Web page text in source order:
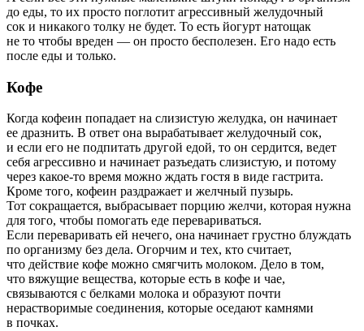
до еды, то их просто поглотит агрессивный желудочный
сок и никакого толку не будет. То есть йогурт натощак
не то чтобы вреден — он просто бесполезен. Его надо есть
после еды и только.
Кофе
Когда кофеин попадает на слизистую желудка, он начинает
ее дразнить. В ответ она вырабатывает желудочный сок,
и если его не подпитать другой едой, то он сердится, ведет
себя агрессивно и начинает разъедать слизистую, и потому
через какое-то время можно ждать гостя в виде гастрита.
Кроме того, кофеин раздражает и желчный пузырь.
Тот сокращается, выбрасывает порцию желчи, которая нужна
для того, чтобы помогать еде перевариваться.
Если переваривать ей нечего, она начинает грустно блуждать
по организму без дела. Огорчим и тех, кто считает,
что действие кофе можно смягчить молоком. Дело в том,
что вяжущие вещества, которые есть в кофе и чае,
связываются с белками молока и образуют почти
нерастворимые соединения, которые оседают камнями
в почках.